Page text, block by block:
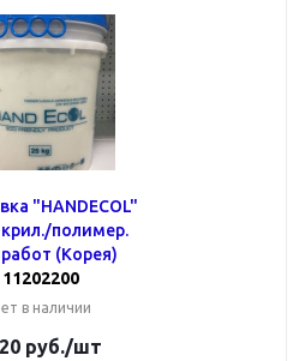
"HANDECOL"
полимер.
работ (Корея)
11202200
в наличии
руб./шт